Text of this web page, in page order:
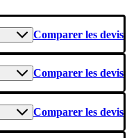
Comparer les devis
Comparer les devis
Comparer les devis